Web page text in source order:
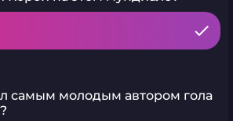
самым молодым автором гола